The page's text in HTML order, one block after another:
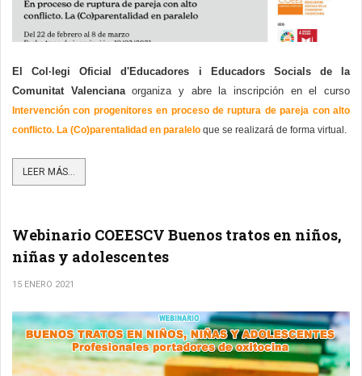
El Col·legi Oficial d'Educadores i Educadors Socials de la
Comunitat Valenciana organiza y abre la inscripción en el curso
Intervención con progenitores en proceso de ruptura de pareja con alto
conflicto. La (Co)parentalidad en paralelo que se realizará de forma virtual.
LEER MÁS...
Webinario COEESCV Buenos tratos en niños,
niñas y adolescentes
15 ENERO 2021